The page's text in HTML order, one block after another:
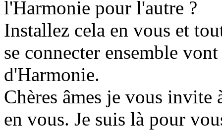
l'Harmonie pour l'autre ?
Installez cela en vous et
se connecter ensemble
d'Harmonie.
Chères âmes je vous
en vous. Je suis là pour